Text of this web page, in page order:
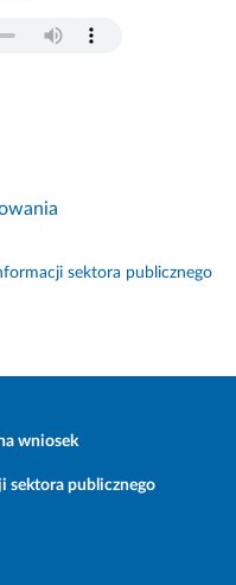
sektora publicznego
wniosek
sektora publicznego